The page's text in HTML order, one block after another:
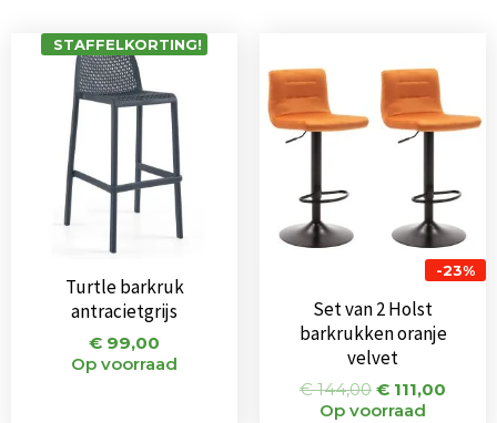
STAFFELKORTING!
Turtle barkruk
antracietgrijs
€ 99,00
Op voorraad
-23%
Set van 2 Holst
barkrukken oranje
velvet
€144,00
prijs
was:
€ 144,00.
€ 111,00
Op voorraad